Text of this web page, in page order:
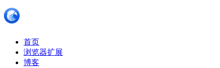
首页
浏览器扩展
博客